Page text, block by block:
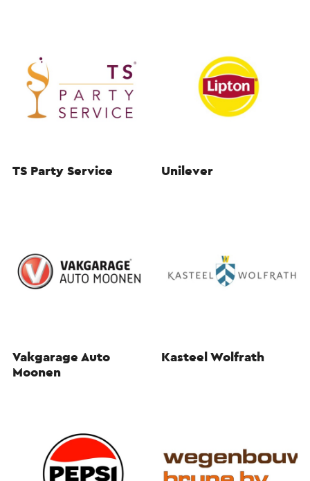
TS Party Service Unilever
Vakgarage Auto
Moonen
Kasteel Wolfrath